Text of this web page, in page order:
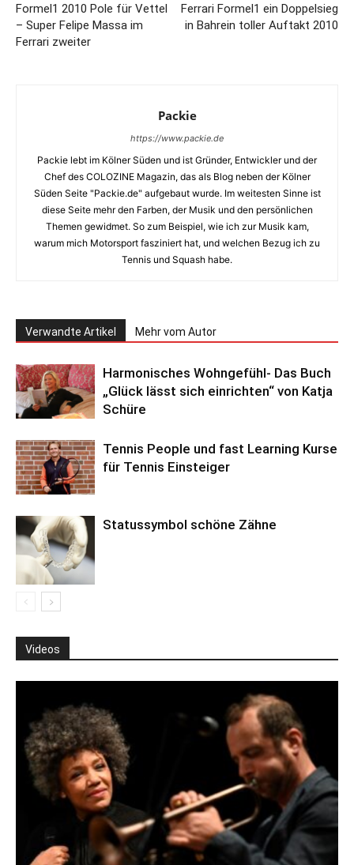
Formel1 2010 Pole für Vettel
– Super Felipe Massa im
Ferrari zweiter
Ferrari Formel1 ein Doppelsieg
in Bahrein toller Auftakt 2010
Packie
https://www.packie.de
Packie lebt im Kölner Süden und ist Gründer, Entwickler und der
Chef des COLOZINE Magazin, das als Blog neben der Kölner
Süden Seite "Packie.de" aufgebaut wurde. Im weitesten Sinne ist
diese Seite mehr den Farben, der Musik und den persönlichen
Themen gewidmet. So zum Beispiel, wie ich zur Musik kam,
warum mich Motorsport fasziniert hat, und welchen Bezug ich zu
Tennis und Squash habe.
Verwandte Artikel Mehr vom Autor
Harmonisches Wohngefühl- Das Buch
„Glück lässt sich einrichten“ von Katja
Schüre
Tennis People und fast Learning Kurse
für Tennis Einsteiger
Statussymbol schöne Zähne
Videos